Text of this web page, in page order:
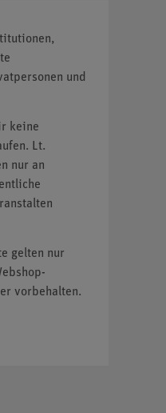
und
keine
Lt.
nur an
gelten nur
vorbehalten.